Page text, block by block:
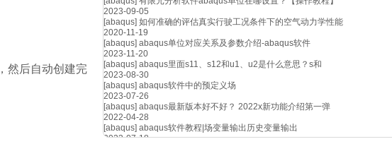
然后自动创建完
2023-09-05
[abaqus] 如何准确的评估真实行驶工况条件下的空气动力学性能
2020-11-19
[abaqus] abaqus单位对应关系及参数介绍-abaqus软件
2023-11-20
[abaqus] abaqus里面s11、s12和u1、u2是什么意思？s和
2023-08-30
[abaqus] abaqus软件中的预定义场
2023-07-26
[abaqus] abaqus最新版本好不好？ 2022x新功能介绍第一弹
2022-04-28
[abaqus] abaqus软件教程|场变量输出历史变量输出
2023-07-18